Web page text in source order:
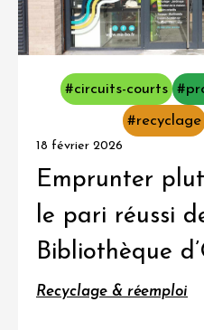
#circuits-courts
#recyclage
18 février 2026
Emprunter
le pari réussi
Bibliothèque
Recyclage & réemploi